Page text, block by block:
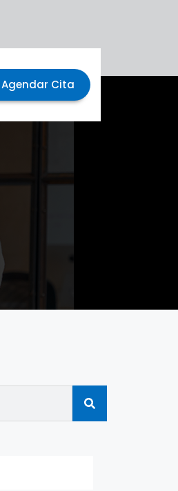
Agendar Cita